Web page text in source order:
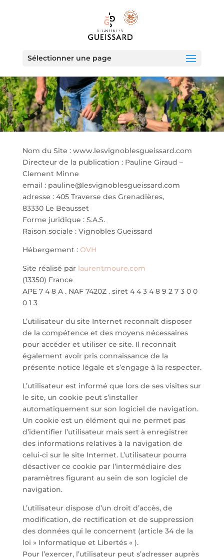
Sélectionner une page
Nom du Site : www.lesvignoblesgueissard.com
Directeur de la publication : Pauline Giraud –
Clement Minne
email : pauline@lesvignoblesgueissard.com
adresse : 405 Traverse des Grenadières,
83330 Le Beausset
Forme juridique : S.A.S.
Raison sociale : Vignobles Gueissard
Hébergement : OVH
Site réalisé par laurentmoure.com
(13350) France
APE 7 4 8 A . NAF 7420Z . siret 4 4 3 4 8 9 2 7 3 0 0
0 1 3
L’utilisateur du site Internet reconnaît disposer
de la compétence et des moyens nécessaires
pour accéder et utiliser ce site. Il reconnaît
également avoir pris connaissance de la
présente notice légale et s’engage à la respecter.
L’utilisateur est informé que lors de ses visites sur
le site, un cookie peut s’installer
automatiquement sur son logiciel de navigation.
Un cookie est un élément qui ne permet pas
d’identifier l’utilisateur mais sert à enregistrer
des informations relatives à la navigation de
celui-ci sur le site Internet. L’utilisateur pourra
désactiver ce cookie par l’intermédiaire des
paramètres figurant au sein de son logiciel de
navigation.
L’utilisateur dispose d’un droit d’accès, de
modification, de rectification et de suppression
des données qui le concernent (article 34 de la
loi » Informatique et Libertés « ).
Pour l’exercer, l’utilisateur peut s’adresser auprès